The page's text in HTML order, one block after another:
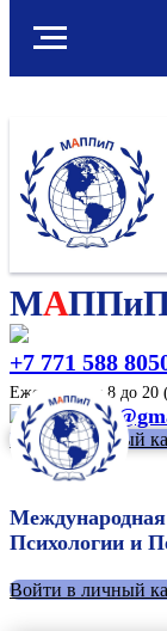
МА
+7 771 588
Ежедневно с 8 до 20
Войти в личный
Психологии и
Войти в личный